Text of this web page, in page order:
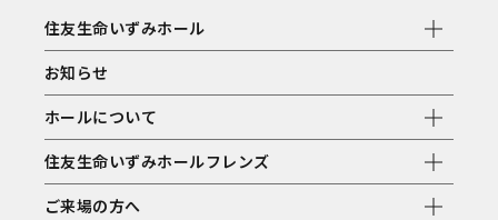
住友生命いずみホール
お知らせ
ホールについて
住友生命いずみホールフレンズ
ご来場の方へ